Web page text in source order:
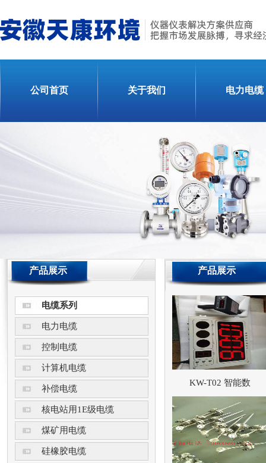
公司首页 关于我们 电力电缆
产品展示
电缆系列
电力电缆
控制电缆
计算机电缆
补偿电缆
核电站用1E级电缆
煤矿用电缆
硅橡胶电缆
产品展示
KW-T02 智能数